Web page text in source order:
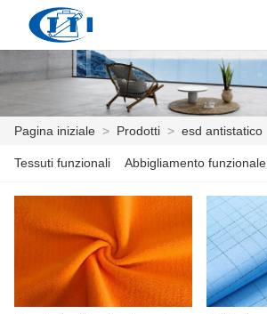
PAGINA INIZIALE
PRODOTTI
PERSONALIZZAZIONE
CHI SIAMO
العربية česky Deutsch
Pagina iniziale > Prodotti > esd antistatico
Tessuti funzionali Abbigliamento funzionale